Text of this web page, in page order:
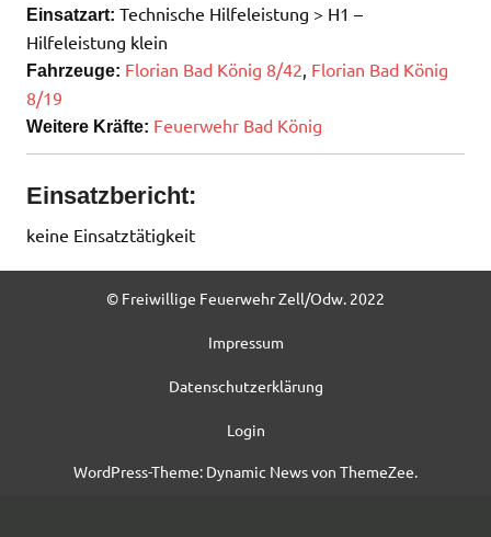
Einsatzart: Technische Hilfeleistung > H1 –
Hilfeleistung klein
Fahrzeuge: Florian Bad König 8/42, Florian Bad König
8/19
Weitere Kräfte: Feuerwehr Bad König
Einsatzbericht:
keine Einsatztätigkeit
© Freiwillige Feuerwehr Zell/Odw. 2022
Impressum
Datenschutzerklärung
Login
WordPress-Theme: Dynamic News von ThemeZee.